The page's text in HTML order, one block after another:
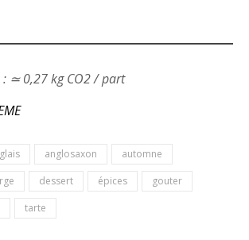
≃ 0,27 kg CO2 / part
anglosaxon
automne
dessert épices
gouter
tarte